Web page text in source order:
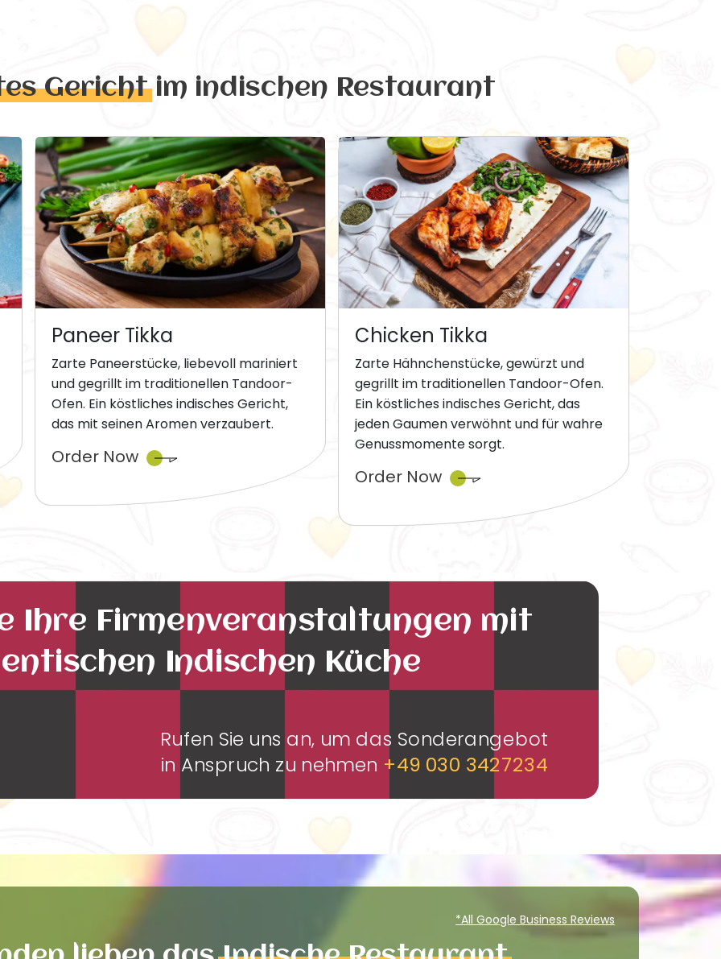
Gerichtim indischen Restaurant
Paneer Tikka
Zarte Paneerstücke, liebevoll mariniert
und gegrillt im traditionellen Tandoor-
Ofen. Ein köstliches indisches Gericht,
das mit seinen Aromen verzaubert.
Order Now
Chicken Tikka
Zarte Hähnchenstücke, gewürzt und
gegrillt im traditionellen Tandoor-Ofen.
Ein köstliches indisches Gericht, das
jeden Gaumen verwöhnt und für wahre
Genussmomente sorgt.
Order Now
Ihre Firmenveranstaltungen mit
Indischen Küche
Rufen Sie uns an, um das Sonderangebot
in Anspruch zu nehmen +49 030 3427234
*All Google Business Reviews